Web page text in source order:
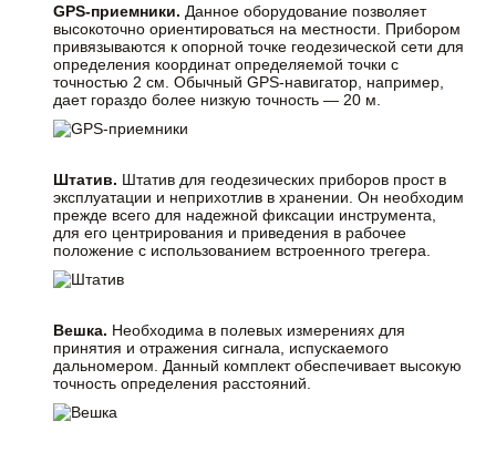
GPS-приемники. Данное оборудование позволяет
высокоточно ориентироваться на местности. Прибором
привязываются к опорной точке геодезической сети для
определения координат определяемой точки с
точностью 2 см. Обычный GPS-навигатор, например,
дает гораздо более низкую точность — 20 м.
Штатив. Штатив для геодезических приборов прост в
эксплуатации и неприхотлив в хранении. Он необходим
прежде всего для надежной фиксации инструмента,
для его центрирования и приведения в рабочее
положение с использованием встроенного трегера.
Вешка. Необходима в полевых измерениях для
принятия и отражения сигнала, испускаемого
дальномером. Данный комплект обеспечивает высокую
точность определения расстояний.